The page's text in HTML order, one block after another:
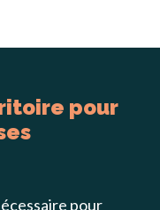
pour
pour